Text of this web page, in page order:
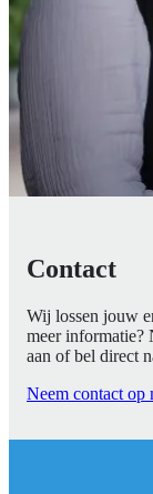
Contact
Wij lossen jouw
meer informatie?
aan of bel direct
Neem contact op